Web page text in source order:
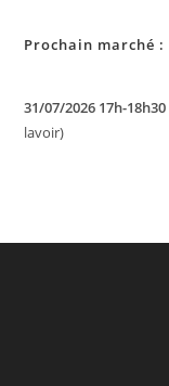
Prochain marché :
31/07/2026 17h-18h30
lavoir)